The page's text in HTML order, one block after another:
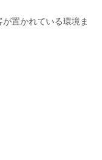
置かれている環境ま